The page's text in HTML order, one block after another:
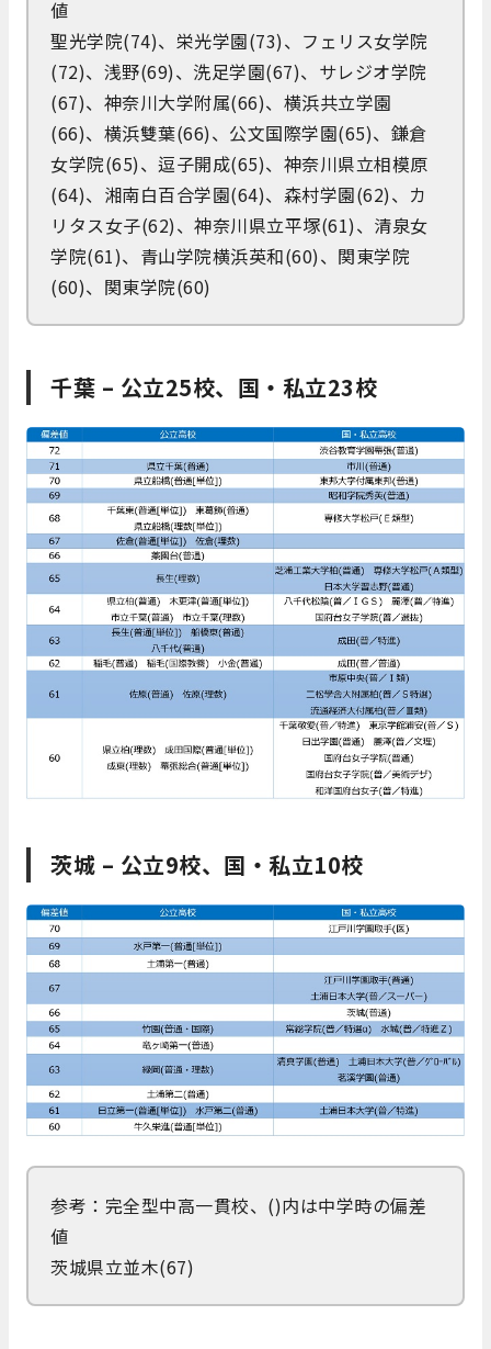
値
聖光学院(74)、栄光学園(73)、フェリス女学院
(72)、浅野(69)、洗足学園(67)、サレジオ学院
(67)、神奈川大学附属(66)、横浜共立学園
(66)、横浜雙葉(66)、公文国際学園(65)、鎌倉
女学院(65)、逗子開成(65)、神奈川県立相模原
(64)、湘南白百合学園(64)、森村学園(62)、カ
リタス女子(62)、神奈川県立平塚(61)、清泉女
学院(61)、青山学院横浜英和(60)、関東学院
(60)、関東学院(60)
千葉 – 公立25校、国・私立23校
茨城 – 公立9校、国・私立10校
参考：完全型中高一貫校、()内は中学時の偏差
値
茨城県立並木(67)